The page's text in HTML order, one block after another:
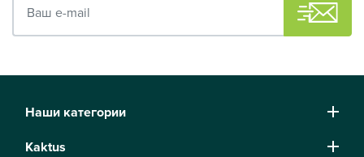
Наши категории
Kaktus